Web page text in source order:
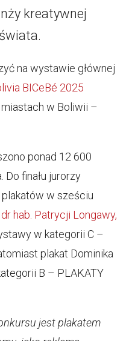
kreatywnej
na wystawie głównej
BICeBé 2025
w Boliwii –
ponad 12 600
finału jurorzy
w sześciu
dr hab. Patrycji Longawy,
w kategorii C –
plakat Dominika
B – PLAKATY
jest plakatem